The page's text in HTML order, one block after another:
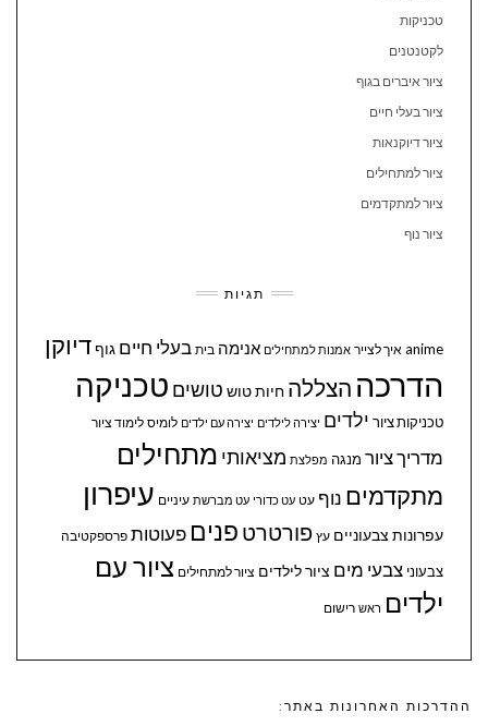
טכניקות
לקטנטנים
ציור איברים בגוף
ציור בעלי חיים
ציור דיוקנאות
ציור למתחילים
ציור למתקדמים
ציור נוף
תגיות
anime איך לצייר אמנות למתחילים אנימה בית בעלי חיים גוףדיוקן
הדרכה הצללה חיותטוש טושים טכניקה
טכניקות ציור ילדים יצירה לילדים יצירה עם ילדים לומיס לימוד ציור
מדריך ציור מנגה מפלצת מציאותי מתחילים
מתקדמים נוף עט עט כדורי עט מברשת עיניים עיפרון
עפרונות צבעוניים עץ פורטרט פנים פעוטות פרספקטיבה
צבעוני צבעי מים ציור לילדים ציור למתחילים ציור עם
ילדים ראש רישום
ההדרכות האחרונות באתר: